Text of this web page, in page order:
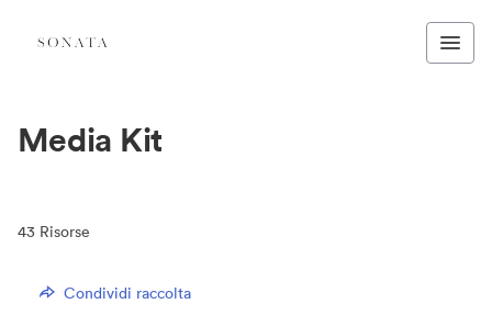
Media Kit
43 Risorse
Condividi raccolta